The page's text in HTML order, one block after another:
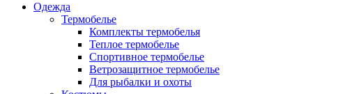
Одежда
Термобелье
Комплекты термобелья
Теплое термобелье
Спортивное термобелье
Ветрозащитное термобелье
Для рыбалки и охоты